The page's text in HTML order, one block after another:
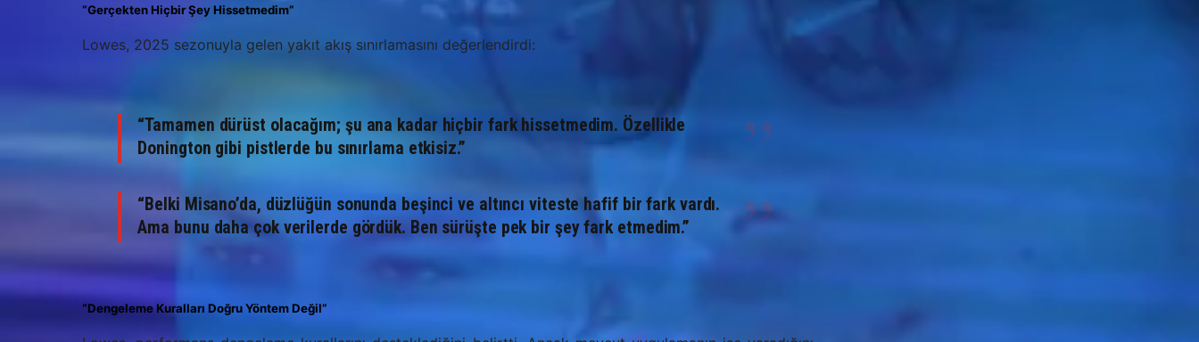
“Gerçekten Hiçbir Şey Hissetmedim”
Lowes, 2025 sezonuyla gelen yakıt akış sınırlamasını değerlendirdi:
“Tamamen dürüst olacağım; şu ana kadar hiçbir fark hissetmedim. Özellikle
Donington gibi pistlerde bu sınırlama etkisiz.”
“Belki Misano’da, düzlüğün sonunda beşinci ve altıncı viteste hafif bir fark vardı.
Ama bunu daha çok verilerde gördük. Ben sürüşte pek bir şey fark etmedim.”
“Dengeleme Kuralları Doğru Yöntem Değil”